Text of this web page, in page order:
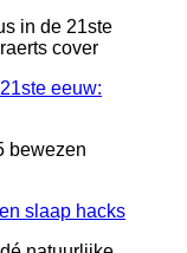
eeuw:
slaap hacks